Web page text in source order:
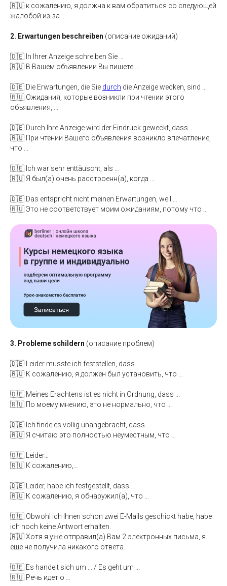
🇷🇺 к сожалению, я должна к вам обратиться со следующей
жалобой из-за ...
2. Erwartungen beschreiben (описание ожиданий)
🇩🇪 In Ihrer Anzeige schreiben Sie ...
🇷🇺 В Вашем объявлении Вы пишете ...
🇩🇪 Die Erwartungen, die Sie durch die Anzeige wecken, sind ...
🇷🇺 Ожидания, которые возникли при чтении этого
объявления, ...
🇩🇪 Durch Ihre Anzeige wird der Eindruck geweckt, dass ...
🇷🇺 При чтении Вашего объявления возникло впечатление,
что ...
🇩🇪 Ich war sehr enttäuscht, als ...
🇷🇺 Я был(а) очень расстроенн(а), когда ...
🇩🇪 Das entspricht nicht meinen Erwartungen, weil ...
🇷🇺 Это не соответствует моим ожиданиям, потому что ...
3. Probleme schildern (описание проблем)
🇩🇪 Leider musste ich feststellen, dass ...
🇷🇺 К сожалению, я должен был установить, что ...
🇩🇪 Meines Erachtens ist es nicht in Ordnung, dass ...
🇷🇺 По моему мнению, это не нормально, что ...
🇩🇪 Ich finde es völlig unangebracht, dass ...
🇷🇺 Я считаю это полностью неуместным, что ...
🇩🇪 Leider…
🇷🇺 К сожалению,…
🇩🇪 Leider, habe ich festgestellt, dass ...
🇷🇺 К сожалению, я обнаружил(а), что ...
🇩🇪 Obwohl ich Ihnen schon zwei E-Mails geschickt habe, habe
ich noch keine Antwort erhalten.
🇷🇺 Хотя я уже отправил(а) Вам 2 электронных письма, я
еще не получила никакого ответа.
🇩🇪 Es handelt sich um ... / Es geht um ...
🇷🇺 Речь идет о …